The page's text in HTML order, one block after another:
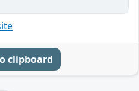
clipboard